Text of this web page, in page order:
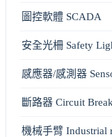
圖控軟體 SCADA
安全光柵 Safety
感應器/感測器
斷路器 Circuit
機械手臂 Industrial